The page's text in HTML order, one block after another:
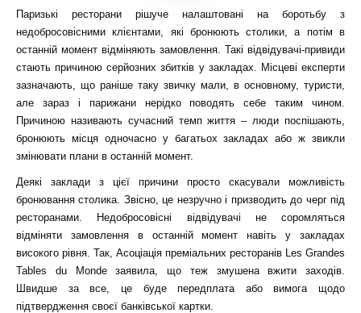
Паризькі ресторани рішуче налаштовані на боротьбу з
недобросовісними клієнтами, які бронюють столики, а потім в
останній момент відміняють замовлення. Такі відвідувачі-привиди
стають причиною серйозних збитків у закладах. Місцеві експерти
зазначають, що раніше таку звичку мали, в основному, туристи,
але зараз і парижани нерідко поводять себе таким чином.
Причиною називають сучасний темп життя – люди поспішають,
бронюють місця одночасно у багатьох закладах або ж звикли
змінювати плани в останній момент.
Деякі заклади з цієї причини просто скасували можливість
бронювання столика. Звісно, це незручно і призводить до черг під
ресторанами. Недобросовісні відвідувачі не соромляться
відміняти замовлення в останній момент навіть у закладах
високого рівня. Так, Асоціація преміальних ресторанів Les Grandes
Tables du Monde заявила, що теж змушена вжити заходів.
Швидше за все, це буде передплата або вимога щодо
підтвердження своєї банківської картки.